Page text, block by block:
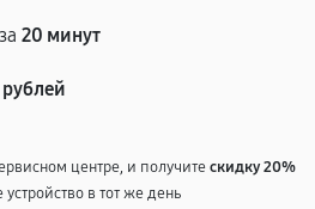
20 минут
центре, и получитескидку 20%
в тот же день